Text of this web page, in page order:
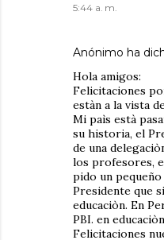
5:44 a. m.
Anónimo ha
Hola amigos:
Felicitaciones
estàn a la vista
Mi paìs està
su historia, el
de una
los profesores,
pido un
Presidente que
educaciòn. En
PBI. en
Felicitaciones